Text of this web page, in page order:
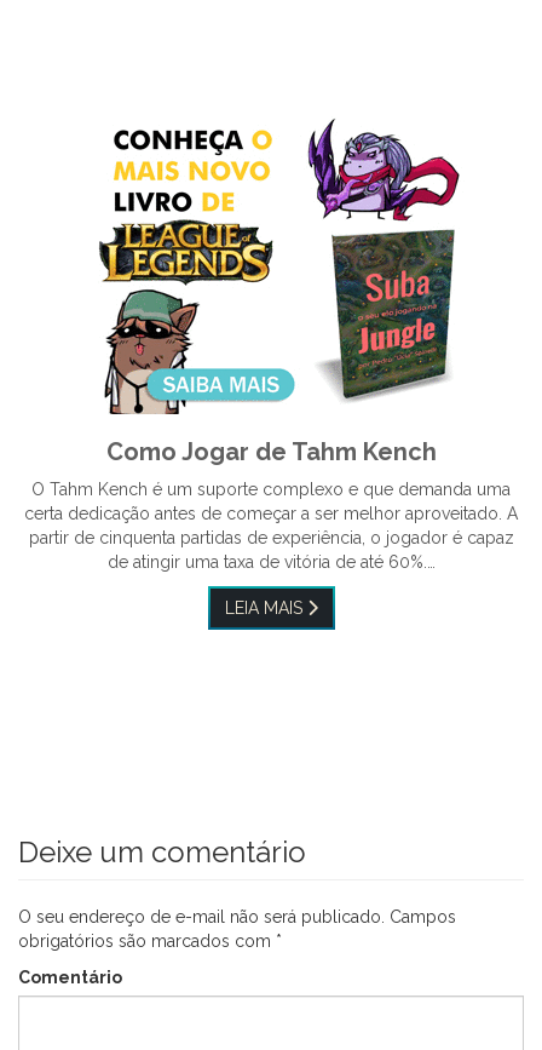
Como Jogar de Tahm Kench
O Tahm Kench é um suporte complexo e que demanda uma
certa dedicação antes de começar a ser melhor aproveitado. A
partir de cinquenta partidas de experiência, o jogador é capaz
de atingir uma taxa de vitória de até 60%.…
LEIA MAIS
Deixe um comentário
O seu endereço de e-mail não será publicado. Campos
obrigatórios são marcados com *
Comentário